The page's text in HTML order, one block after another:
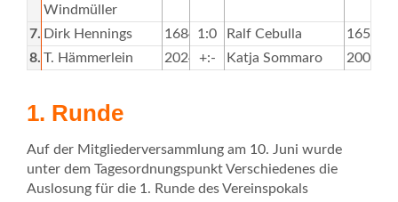
Windmüller
7. Dirk Hennings 1684 1:0 Ralf Cebulla
1650
8. T. Hämmerlein 2024 +:- Katja Sommaro 2006
1. Runde
Auf der Mitgliederversammlung am 10. Juni wurde
unter dem Tagesordnungspunkt Verschiedenes die
Auslosung für die 1. Runde des Vereinspokals